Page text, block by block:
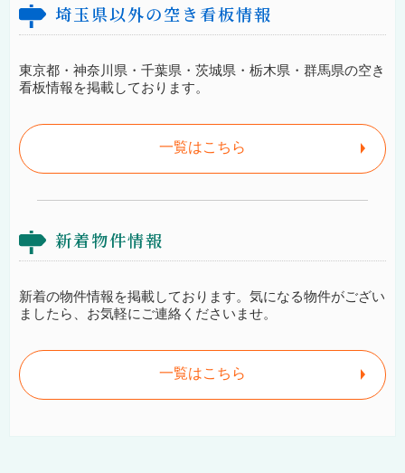
埼玉県以外の空き看板情報
東京都・神奈川県・千葉県・茨城県・栃木県・群馬県の空き
看板情報を掲載しております。
一覧はこちら
新着物件情報
新着の物件情報を掲載しております。気になる物件がござい
ましたら、お気軽にご連絡くださいませ。
一覧はこちら